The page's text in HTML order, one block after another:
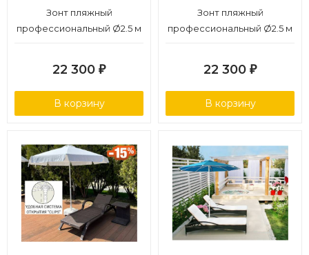
Зонт пляжный
профессиональный Ø2.5 м
22 300 ₽
В корзину
Зонт пляжный
профессиональный Ø2.5 м
22 300 ₽
В корзину